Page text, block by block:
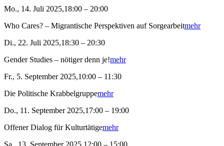
Mo., 14. Juli 2025,18:00 – 20:00
Who Cares? – Migrantische Perspektiven auf Sorgearbeitmehr
Di., 22. Juli 2025,18:30 – 20:30
Gender Studies – nötiger denn je!mehr
Fr., 5. September 2025,10:00 – 11:30
Die Politische Krabbelgruppemehr
Do., 11. September 2025,17:00 – 19:00
Offener Dialog für Kulturtätigemehr